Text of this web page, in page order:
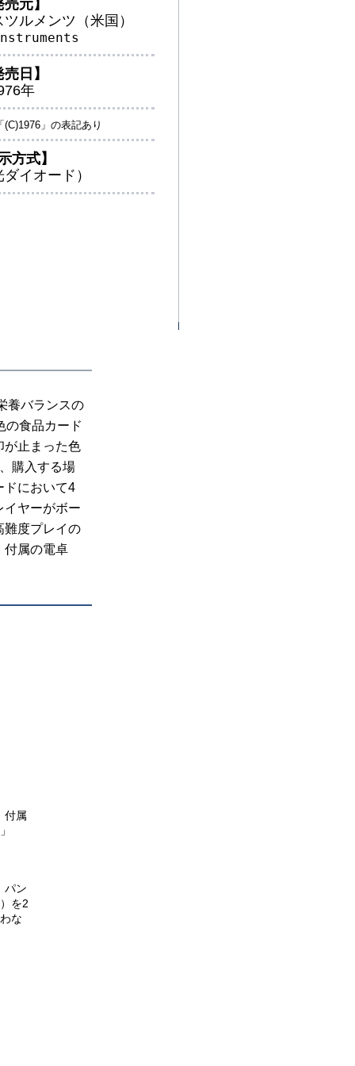
売元】
ルメンツ（米国）
売日】
年
」の表記あり
方式】
イオード）
養バランスの
の食品カード
が止まった色
購入する場
ドにおいて4
イヤーがボー
難度プレイの
付属の電卓
付属
パン
を2
な